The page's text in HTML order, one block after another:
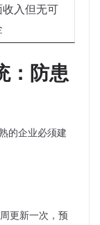
入但无可
：防患
的企业必须建
更新一次，预